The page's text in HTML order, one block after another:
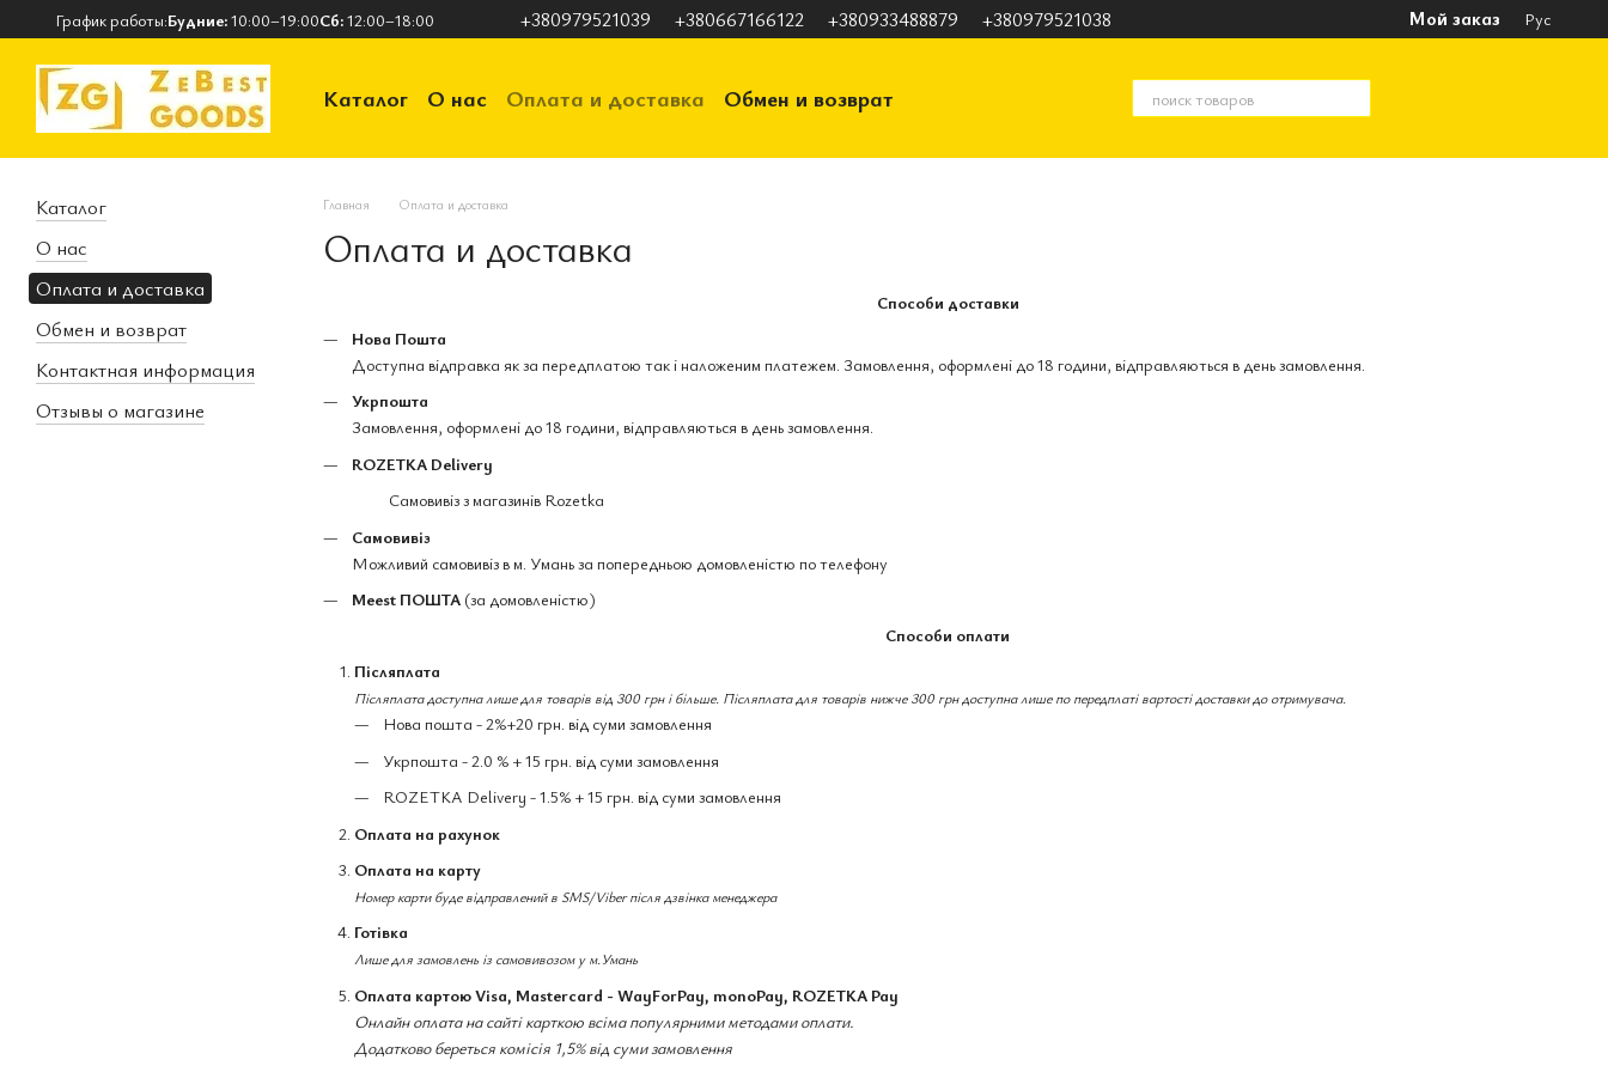
Перейти к основному контенту
График работы:Будние:10:00–19:00Сб:12:00–18:00 +380979521039 +380667166122 +380933488879 +380979521038 Мой заказ Рус
Каталог О нас Оплата и доставка
Обмен и возврат
Главная Оплата и доставка
Оплата и доставка
Способи доставки
Нова Пошта
Доступна відправка як за передплатою так і наложеним платежем. Замовлення, оформлені до 18 години, відправляються в день замовлення.
Укрпошта
Замовлення, оформлені до 18 години, відправляються в день замовлення.
ROZETKA Delivery
Самовивіз з магазинів Rozetka
Самовивіз
Можливий самовивіз в м. Умань за попередньою домовленістю по телефону
Meest ПОШТА (за домовленістю)
Способи оплати
Післяплата
Післяплата доступна лише для товарів від 300 грн і більше. Післяплата для товарів нижче 300 грн доступна лише по передплаті вартості доставки до отримувача.
Нова пошта - 2%+20 грн. від суми замовлення
Укрпошта - 2.0 % + 15 грн. від суми замовлення
ROZETKA Delivery - 1.5% + 15 грн. від суми замовлення
Оплата на рахунок
Оплата на карту
Номер карти буде відправлений в SMS/Viber після дзвінка менеджера
Готівка
Лише для замовлень із самовивозом у м.Умань
Оплата картою Visa, Mastercard - WayForPay, monoPay, ROZETKA Pay
Онлайн оплата на сайті карткою всіма популярними методами оплати.
Додатково береться комісія 1,5% від суми замовлення
Каталог
О нас
Оплата и доставка
Обмен и возврат
Контактная информация
Отзывы о магазине